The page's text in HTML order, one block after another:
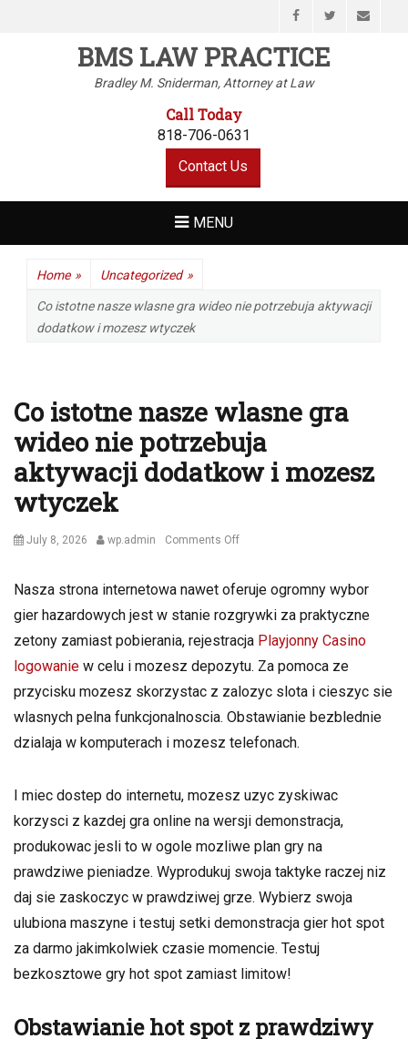
FacebookTwitterEmail
BMS LAW PRACTICE
Bradley M. Sniderman, Attorney at Law
Call Today
818-706-0631
Contact Us
MENU
Home » Uncategorized »
Co istotne nasze wlasne gra wideo nie potrzebuja aktywacji
dodatkow i mozesz wtyczek
Co istotne nasze wlasne gra
wideo nie potrzebuja
aktywacji dodatkow i mozesz
wtyczek
Posted
July 8, 2026 Author
wp.admin Comments Offon
nasze
wlasne
gra
nie
potrzebuja
aktywacji
i
Nasza strona internetowa nawet oferuje ogromny wybor
gier hazardowych jest w stanie rozgrywki za praktyczne
zetony zamiast pobierania, rejestracja Playjonny Casino
logowanie w celu i mozesz depozytu. Za pomoca ze
przycisku mozesz skorzystac z zalozyc slota i cieszyc sie
wlasnych pelna funkcjonalnoscia. Obstawianie bezblednie
dzialaja w komputerach i mozesz telefonach.
I miec dostep do internetu, mozesz uzyc zyskiwac
korzysci z kazdej gra online na wersji demonstracja,
produkowac jesli to w ogole mozliwe plan gry na
prawdziwe pieniadze. Wyprodukuj swoja taktyke raczej niz
daj sie zaskoczyc w prawdziwej grze. Wybierz swoja
ulubiona maszyne i testuj setki demonstracja gier hot spot
za darmo jakimkolwiek czasie momencie. Testuj
bezkosztowe gry hot spot zamiast limitow!
Obstawianie hot spot z prawdziwy